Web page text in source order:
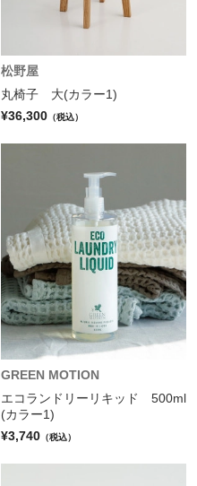
松野屋
丸椅子 大(カラー1)
¥36,300 （税込）
GREEN MOTION
エコランドリーリキッド 500ml
(カラー1)
¥3,740 （税込）